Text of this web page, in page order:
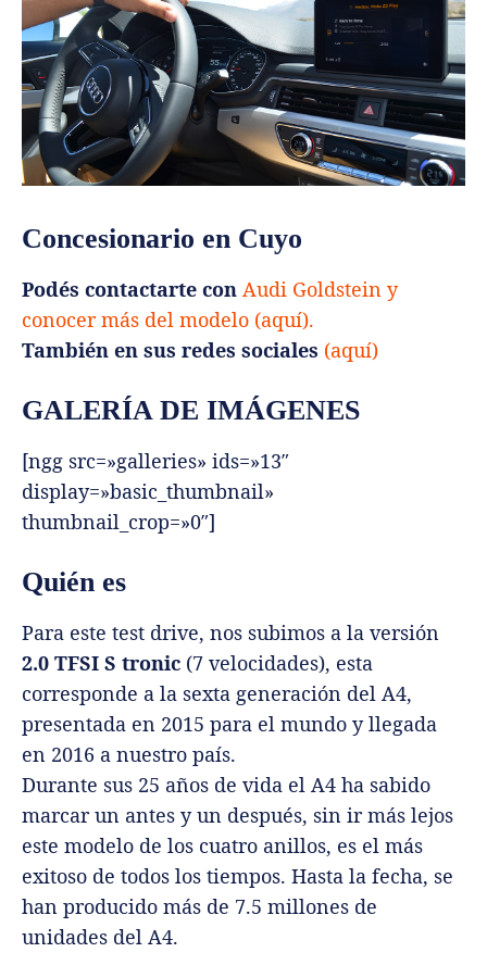
Concesionario en Cuyo
Podés contactarte con Audi Goldstein y
conocer más del modelo (aquí).
También en sus redes sociales (aquí)
GALERÍA DE IMÁGENES
[ngg src=»galleries» ids=»13″
display=»basic_thumbnail»
thumbnail_crop=»0″]
Quién es
Para este test drive, nos subimos a la versión
2.0 TFSI S tronic (7 velocidades), esta
corresponde a la sexta generación del A4,
presentada en 2015 para el mundo y llegada
en 2016 a nuestro país.
Durante sus 25 años de vida el A4 ha sabido
marcar un antes y un después, sin ir más lejos
este modelo de los cuatro anillos, es el más
exitoso de todos los tiempos. Hasta la fecha, se
han producido más de 7.5 millones de
unidades del A4.